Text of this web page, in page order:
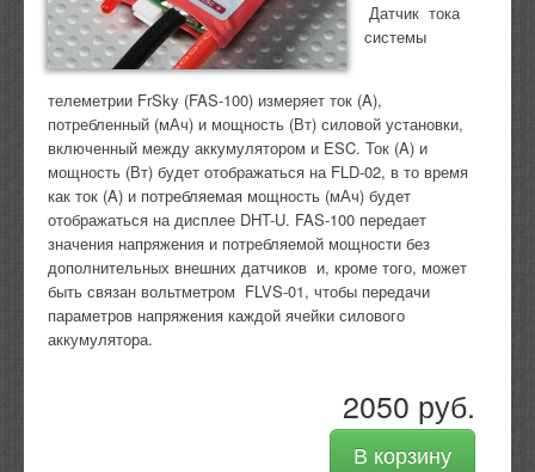
Датчик тока
системы
телеметрии FrSky (FAS-100) измеряет ток (A),
потребленный (мАч) и мощность (Вт) силовой установки,
включенный между аккумулятором и ESC. Ток (A) и
мощность (Вт) будет отображаться на FLD-02, в то время
как ток (A) и потребляемая мощность (мАч) будет
отображаться на дисплее DHT-U. FAS-100 передает
значения напряжения и потребляемой мощности без
дополнительных внешних датчиков и, кроме того, может
быть связан вольтметром FLVS-01, чтобы передачи
параметров напряжения каждой ячейки силового
аккумулятора.
2050 руб.
В корзину